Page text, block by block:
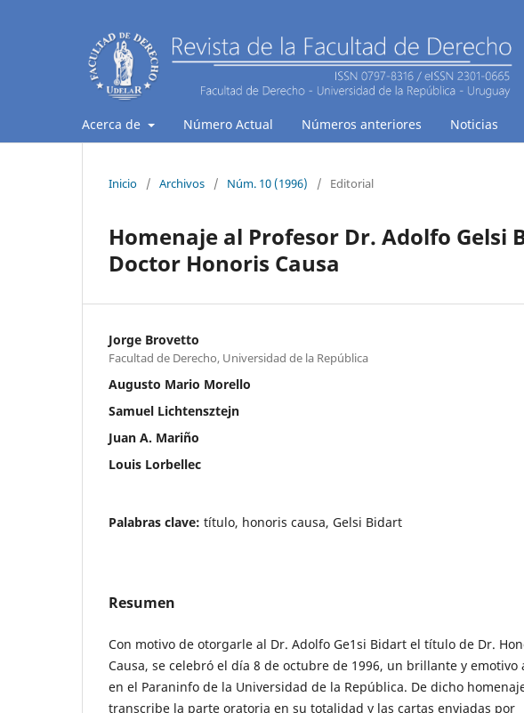
Acerca de Número Actual Números anteriores Noticias
Inicio / Archivos / Núm. 10 (1996) / Editorial
Homenaje al Profesor Dr. Adolfo Gelsi
Doctor Honoris Causa
Jorge Brovetto
Facultad de Derecho, Universidad de la República
Augusto Mario Morello
Samuel Lichtensztejn
Juan A. Mariño
Louis Lorbellec
Palabras clave: título, honoris causa, Gelsi Bidart
Resumen
Con motivo de otorgarle al Dr. Adolfo Ge1si Bidart el título de Dr.
Causa, se celebró el día 8 de octubre de 1996, un brillante y emotivo
en el Paraninfo de la Universidad de la República. De dicho
transcribe la parte oratoria en su totalidad y las cartas enviadas por